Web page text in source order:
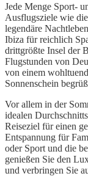
Jede Menge Sport-
Ausflugsziele wie
legendäre
Ibiza für reichlich
drittgrößte Insel der
Flugstunden von
von einem
Sonnenschein
Vor allem in der
idealen
Reiseziel für einen
Entspannung für
oder Sport und die
genießen Sie den
und verbringen Sie